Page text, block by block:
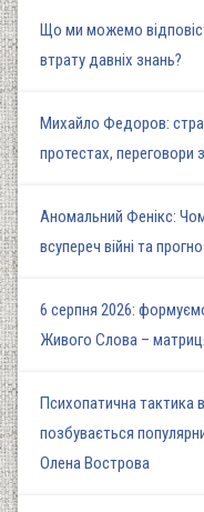
Що ми можемо
втрату давніх знань?
Михайло Федоров:
протестах,
Аномальний Фенікс:
всупереч війні та
6 серпня 2026:
Живого Слова –
Психопатична тактика
позбувається
Олена Вострова